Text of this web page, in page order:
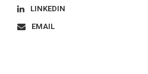
LINKEDIN
EMAIL